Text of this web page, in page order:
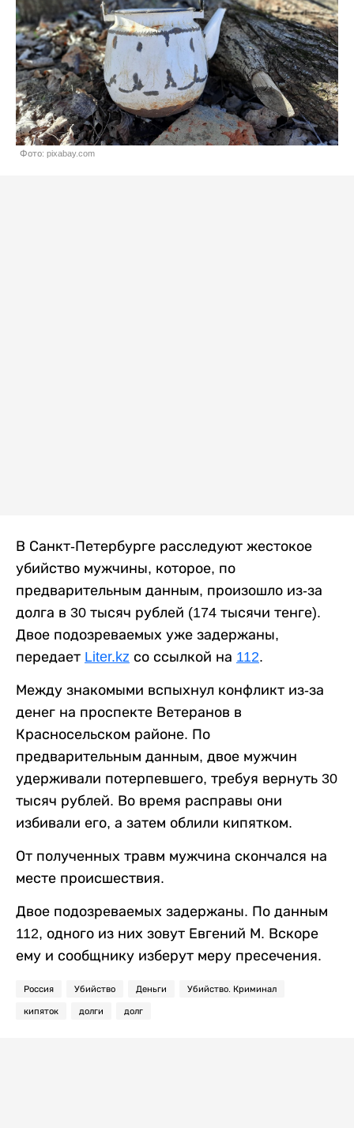
Фото: pixabay.com
В Санкт-Петербурге расследуют жестокое
убийство мужчины, которое, по
предварительным данным, произошло из-за
долга в 30 тысяч рублей (174 тысячи тенге).
Двое подозреваемых уже задержаны,
передает Liter.kz со ссылкой на 112.
Между знакомыми вспыхнул конфликт из-за
денег на проспекте Ветеранов в
Красносельском районе. По
предварительным данным, двое мужчин
удерживали потерпевшего, требуя вернуть 30
тысяч рублей. Во время расправы они
избивали его, а затем облили кипятком.
От полученных травм мужчина скончался на
месте происшествия.
Двое подозреваемых задержаны. По данным
112, одного из них зовут Евгений М. Вскоре
ему и сообщнику изберут меру пресечения.
Россия Убийство Деньги Убийство. Криминал
кипяток долги долг